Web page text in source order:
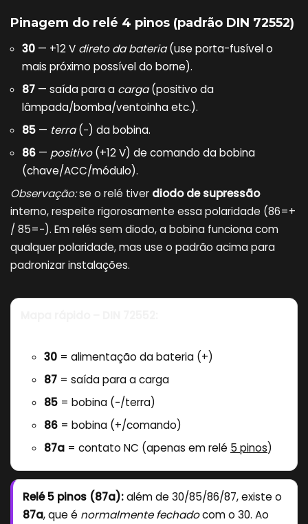
Pinagem do relé 4 pinos (padrão DIN 72552)
30 — +12 V direto da bateria(use porta-fusível o
mais próximo possível do borne).
87 — saída para a carga(positivo da
lâmpada/bomba/ventoinha etc.).
85 — terra(−) da bobina.
86 — positivo(+12 V) de comando da bobina
(chave/ACC/módulo).
Observação:se o relé tiver diodo de supressão
interno, respeite rigorosamente essa polaridade (86=+
/ 85=−). Em relés sem diodo, a bobina funciona com
qualquer polaridade, mas use o padrão acima para
padronizar instalações.
30 = alimentação da bateria (+)
87 = saída para a carga
85 = bobina (−/terra)
86 = bobina (+/comando)
87a = contato NC (apenas em relé 5 pinos)
Relé 5 pinos (87a):além de 30/85/86/87, existe o
87a, que é normalmente fechadocom o 30. Ao